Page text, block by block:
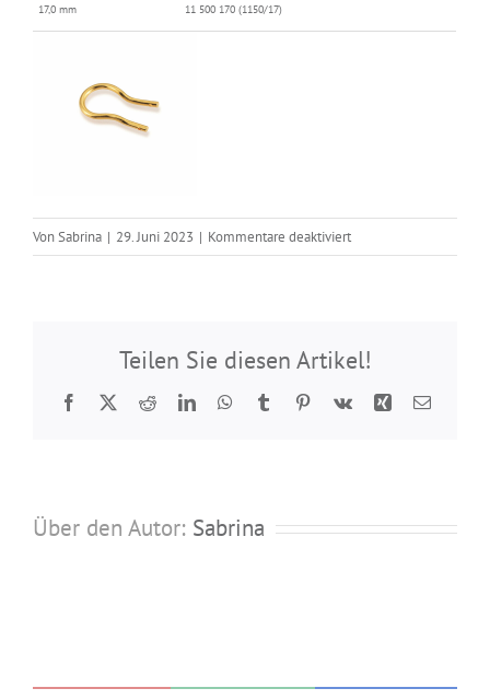
17,0 mm 11 500 170 (1150/17)
VonSabrina | 29. Juni 2023 | Kommentare deaktiviertfür
Omega-
Teilen Sie diesen Artikel!
Facebook
TwitterRedditLinkedInWhatsApp
TumblrPinterest
Vk Xing E-
Über den Autor: Sabrina